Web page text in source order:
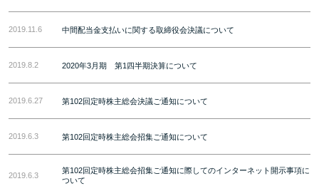
2019.11.6 中間配当金支払いに関する取締役会決議について
2019.8.2 2020年3月期 第1四半期決算について
2019.6.27 第102回定時株主総会決議ご通知について
2019.6.3 第102回定時株主総会招集ご通知について
2019.6.3
第102回定時株主総会招集ご通知に際してのインターネット開示事項に
ついて